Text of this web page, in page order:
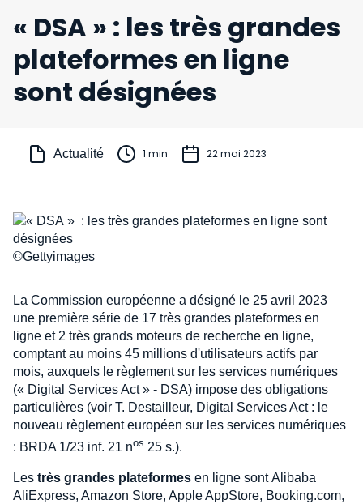
« DSA » : les très grandes
plateformes en ligne
sont désignées
Actualité 1 min 22 mai 2023
©Gettyimages
La Commission européenne a désigné le 25 avril 2023
une première série de 17 très grandes plateformes en
ligne et 2 très grands moteurs de recherche en ligne,
comptant au moins 45 millions d'utilisateurs actifs par
mois, auxquels le règlement sur les services numériques
(« Digital Services Act » - DSA) impose des obligations
particulières (voir T. Destailleur, Digital Services Act : le
nouveau règlement européen sur les services numériques
: BRDA 1/23 inf. 21 nos 25 s.).
Les très grandes plateformes en ligne sont Alibaba
AliExpress, Amazon Store, Apple AppStore, Booking.com,